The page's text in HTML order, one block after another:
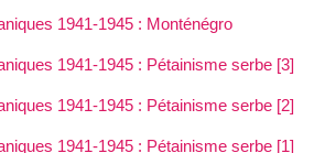
1941-1945 : Monténégro
1941-1945 : Pétainisme serbe [3]
1941-1945 : Pétainisme serbe [2]
1941-1945 : Pétainisme serbe [1]